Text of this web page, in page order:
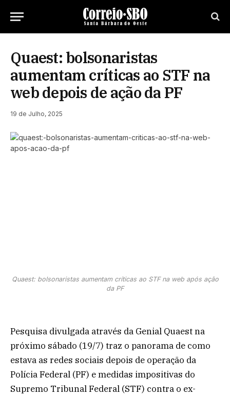
Quaest: bolsonaristas
aumentam críticas ao STF na
web depois de ação da PF
19 de Julho, 2025
Quaest: bolsonaristas aumentam críticas ao STF na web após ação
da PF
Pesquisa divulgada através da Genial Quaest na
próximo sábado (19/7) traz o panorama de como
estava as redes sociais depois de operação da
Polícia Federal (PF) e medidas impositivas do
Supremo Tribunal Federal (STF) contra o ex-